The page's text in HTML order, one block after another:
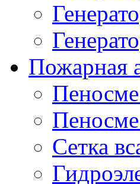
Пожарная
Сетка